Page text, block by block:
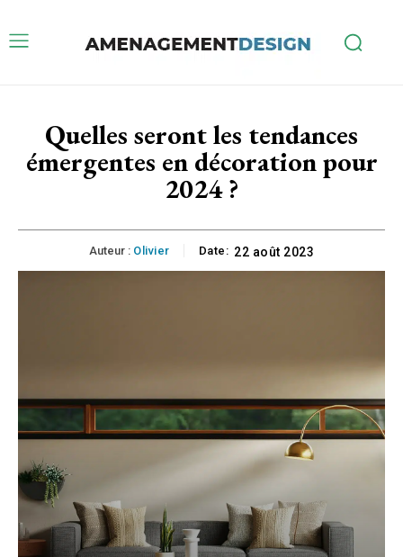
Quelles seront les tendances
émergentes en décoration pour
2024 ?
Auteur : Olivier Date: 22 août 2023